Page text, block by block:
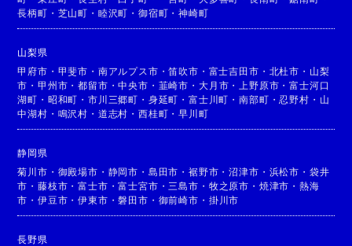
長柄町 ・ 芝山町 ・ 睦沢町 ・御宿町 ・神崎町
山梨県
甲府市 ・ 甲斐市 ・ 南アルプス市 ・笛吹市 ・ 富士吉田市 ・ 北杜市 ・ 山梨
市 ・甲州市 ・都留市 ・中央市 ・ 韮崎市 ・ 大月市 ・上野原市 ・富士河口
湖町 ・ 昭和町 ・市川三郷町 ・ 身延町 ・富士川町 ・南部町 ・忍野村 ・ 山
中湖村 ・ 鳴沢村 ・ 道志村 ・西桂町 ・早川町
静岡県
菊川市 ・ 御殿場市 ・ 静岡市 ・ 島田市 ・裾野市 ・沼津市 ・ 浜松市 ・ 袋井
市 ・藤枝市 ・富士市 ・富士宮市 ・三島市 ・ 牧之原市 ・ 焼津市 ・ 熱海
市 ・伊豆市 ・伊東市 ・磐田市 ・ 御前崎市 ・ 掛川市
長野県